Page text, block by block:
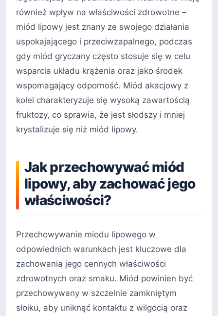
również wpływ na właściwości zdrowotne –
miód lipowy jest znany ze swojego działania
uspokajającego i przeciwzapalnego, podczas
gdy miód gryczany często stosuje się w celu
wsparcia układu krążenia oraz jako środek
wspomagający odporność. Miód akacjowy z
kolei charakteryzuje się wysoką zawartością
fruktozy, co sprawia, że jest słodszy i mniej
krystalizuje się niż miód lipowy.
Jak przechowywać miód
lipowy, aby zachować jego
właściwości?
Przechowywanie miodu lipowego w
odpowiednich warunkach jest kluczowe dla
zachowania jego cennych właściwości
zdrowotnych oraz smaku. Miód powinien być
przechowywany w szczelnie zamkniętym
słoiku, aby uniknąć kontaktu z wilgocią oraz